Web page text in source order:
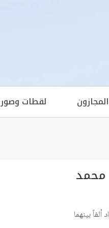
المجازون لقطات وصور
ألفاً بينهما